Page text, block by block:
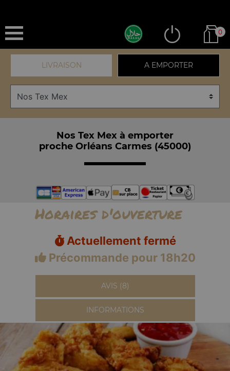
0
LIVRAISON A EMPORTER
Nos Tex Mex à emporter
proche Orléans Carmes (45000)
Horaires d'ouverture
Actuellement fermé
Précommande pour 18h20
AVIS (8)
INFORMATIONS